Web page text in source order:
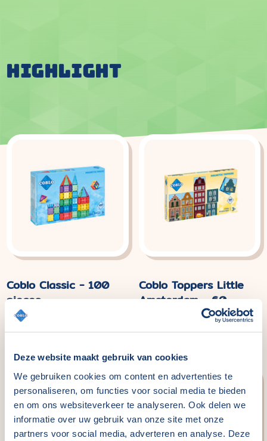
Deze website maakt gebruik van cookies
We gebruiken cookies om content en advertenties te
personaliseren, om functies voor social media te bieden
en om ons websiteverkeer te analyseren. Ook delen we
informatie over uw gebruik van onze site met onze
partners voor social media, adverteren en analyse. Deze
HIGHLIGHT
Coblo Classic - 100
pieces
Normaler
Preis
€114,99
Coblo Toppers Little
Amsterdam - 60
Normaler
€29,99